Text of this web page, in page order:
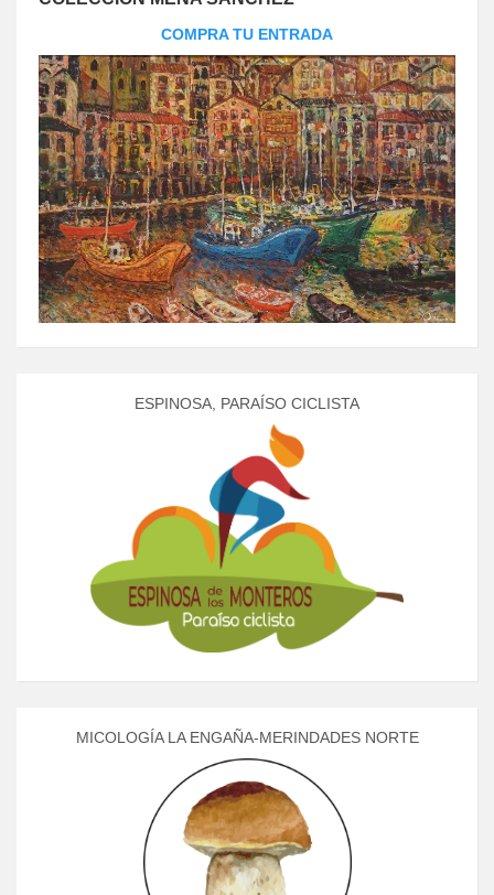
COMPRA TU ENTRADA
ESPINOSA, PARAÍSO CICLISTA
MICOLOGÍA LA ENGAÑA-MERINDADES NORTE